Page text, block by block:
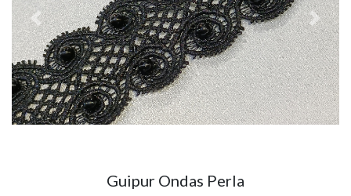
Previous Next
Guipur Ondas Perla